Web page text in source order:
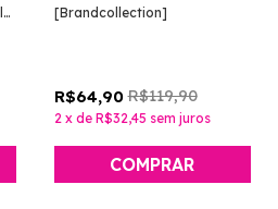
[Brandcollection]
R$64,90 R$119,90
2 x de R$32,45 sem juros
COMPRAR